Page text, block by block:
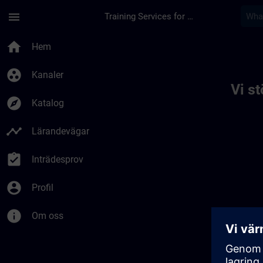
menu Training Services for Digital Industries
home Hem
group_work Kanaler
explore Katalog
timeline Lärandevägar
assignment_turned_in Inträdesprov
account_circle Profil
info Om oss
Vi